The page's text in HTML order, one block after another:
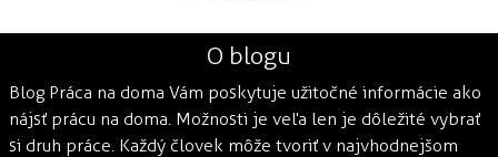
O blogu
Blog Práca na doma Vám poskytuje užitočné informácie ako
nájsť prácu na doma. Možnosti je veľa len je dôležité vybrať
si druh práce. Každý človek môže tvoriť v najvhodnejšom